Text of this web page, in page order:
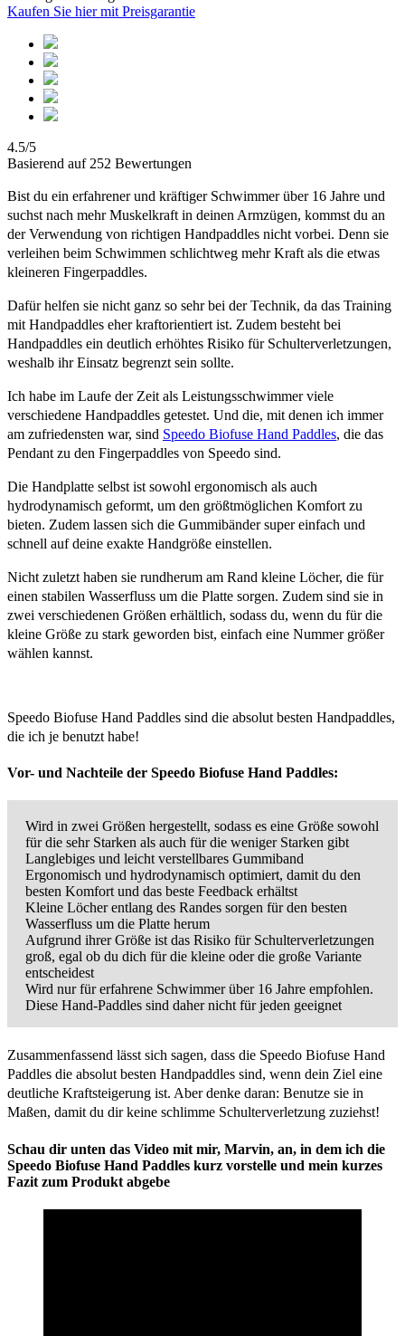
Kaufen Sie hier mit Preisgarantie
4.5/5
Basierend auf 252 Bewertungen
Bist du ein erfahrener und kräftiger Schwimmer über 16 Jahre und
suchst nach mehr Muskelkraft in deinen Armzügen, kommst du an
der Verwendung von richtigen Handpaddles nicht vorbei. Denn sie
verleihen beim Schwimmen schlichtweg mehr Kraft als die etwas
kleineren Fingerpaddles.
Dafür helfen sie nicht ganz so sehr bei der Technik, da das Training
mit Handpaddles eher kraftorientiert ist. Zudem besteht bei
Handpaddles ein deutlich erhöhtes Risiko für Schulterverletzungen,
weshalb ihr Einsatz begrenzt sein sollte.
Ich habe im Laufe der Zeit als Leistungsschwimmer viele
verschiedene Handpaddles getestet. Und die, mit denen ich immer
am zufriedensten war, sind Speedo Biofuse Hand Paddles, die das
Pendant zu den Fingerpaddles von Speedo sind.
Die Handplatte selbst ist sowohl ergonomisch als auch
hydrodynamisch geformt, um den größtmöglichen Komfort zu
bieten. Zudem lassen sich die Gummibänder super einfach und
schnell auf deine exakte Handgröße einstellen.
Nicht zuletzt haben sie rundherum am Rand kleine Löcher, die für
einen stabilen Wasserfluss um die Platte sorgen. Zudem sind sie in
zwei verschiedenen Größen erhältlich, sodass du, wenn du für die
kleine Größe zu stark geworden bist, einfach eine Nummer größer
wählen kannst.
Speedo Biofuse Hand Paddles sind die absolut besten Handpaddles,
die ich je benutzt habe!
Vor- und Nachteile der Speedo Biofuse Hand Paddles:
Wird in zwei Größen hergestellt, sodass es eine Größe sowohl
für die sehr Starken als auch für die weniger Starken gibt
Langlebiges und leicht verstellbares Gummiband
Ergonomisch und hydrodynamisch optimiert, damit du den
besten Komfort und das beste Feedback erhältst
Kleine Löcher entlang des Randes sorgen für den besten
Wasserfluss um die Platte herum
Aufgrund ihrer Größe ist das Risiko für Schulterverletzungen
groß, egal ob du dich für die kleine oder die große Variante
entscheidest
Wird nur für erfahrene Schwimmer über 16 Jahre empfohlen.
Diese Hand-Paddles sind daher nicht für jeden geeignet
Zusammenfassend lässt sich sagen, dass die Speedo Biofuse Hand
Paddles die absolut besten Handpaddles sind, wenn dein Ziel eine
deutliche Kraftsteigerung ist. Aber denke daran: Benutze sie in
Maßen, damit du dir keine schlimme Schulterverletzung zuziehst!
Schau dir unten das Video mit mir, Marvin, an, in dem ich die
Speedo Biofuse Hand Paddles kurz vorstelle und mein kurzes
Fazit zum Produkt abgebe